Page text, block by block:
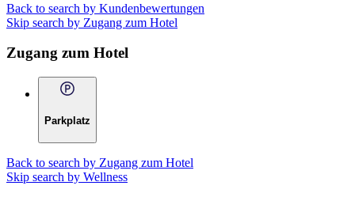
Back to search by Kundenbewertungen
Skip search by Zugang zum Hotel
Zugang zum Hotel
Parkplatz
Back to search by Zugang zum Hotel
Skip search by Wellness